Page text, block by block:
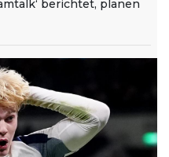
berichtet, planen